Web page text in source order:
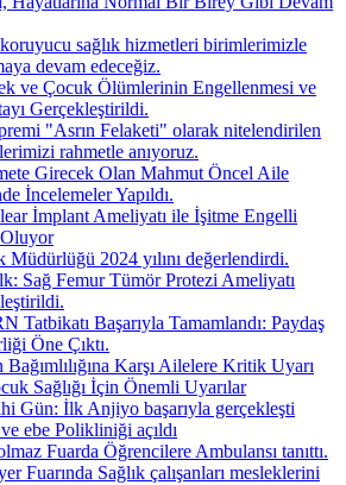
sağlık hizmetleri birimlerimizle
devam edeceğiz.
ve Çocuk Ölümlerinin Engellenmesi ve
Gerçekleştirildi.
"Asrın Felaketi" olarak nitelendirilen
rahmetle anıyoruz.
Girecek Olan Mahmut Öncel Aile
İncelemeler Yapıldı.
İmplant Ameliyatı ile İşitme Engelli
Müdürlüğü 2024 yılını değerlendirdi.
Sağ Femur Tümör Protezi Ameliyatı
Tatbikatı Başarıyla Tamamlandı: Paydaş
Öne Çıktı.
Karşı Ailelere Kritik Uyarı
Sağlığı İçin Önemli Uyarılar
Gün: İlk Anjiyo başarıyla gerçekleşti
ebe Polikliniği açıldı
Fuarda Öğrencilere Ambulansı tanıttı.
Fuarında Sağlık çalışanları mesleklerini